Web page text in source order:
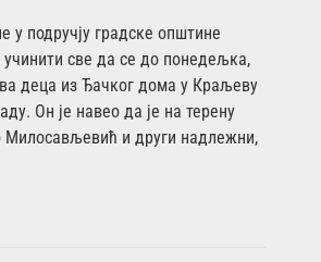
у подручју градске општине
све да се до понедељка,
деца из Ђачког дома у Краљеву
Он је навео да је на терену
Милосављевић и други надлежни,